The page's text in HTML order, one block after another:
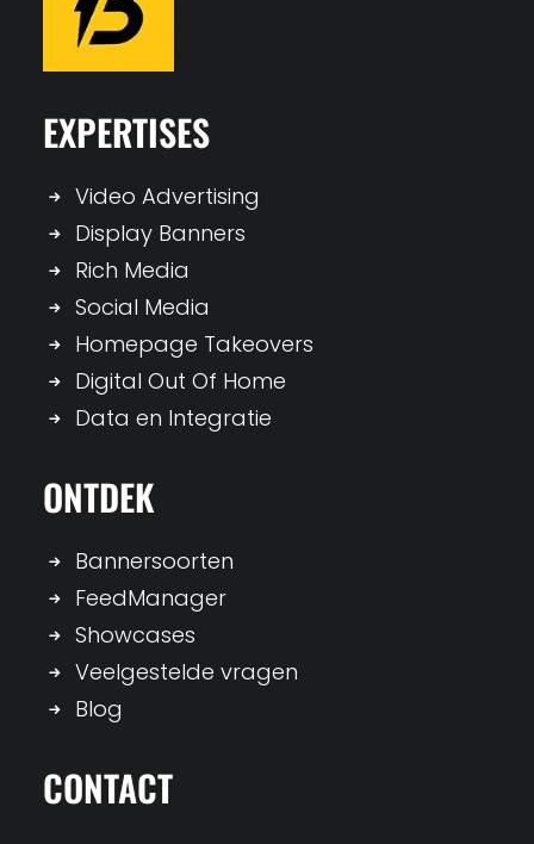
EXPERTISES
Video Advertising
Display Banners
Rich Media
Social Media
Homepage Takeovers
Digital Out Of Home
Data en Integratie
ONTDEK
Bannersoorten
FeedManager
Showcases
Veelgestelde vragen
Blog
CONTACT